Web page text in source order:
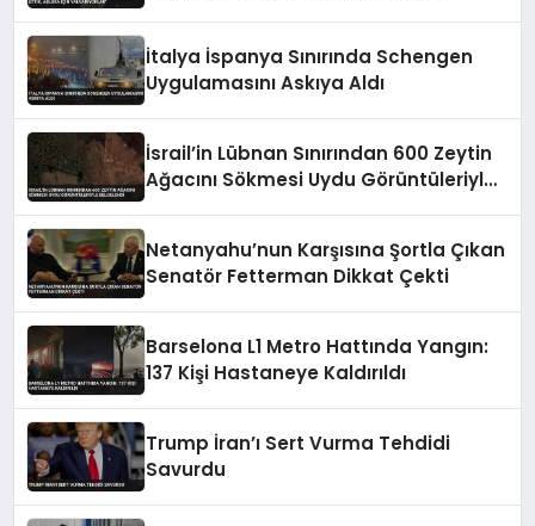
İtalya İspanya Sınırında Schengen
Uygulamasını Askıya Aldı
İsrail’in Lübnan Sınırından 600 Zeytin
Ağacını Sökmesi Uydu Görüntüleriyle
Netanyahu’nun Karşısına Şortla Çıkan
Senatör Fetterman Dikkat Çekti
Barselona L1 Metro Hattında Yangın:
137 Kişi Hastaneye Kaldırıldı
Trump İran’ı Sert Vurma Tehdidi
Savurdu